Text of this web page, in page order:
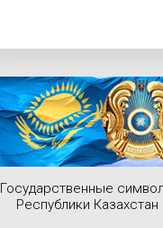
Государственные
Республики Казахстан